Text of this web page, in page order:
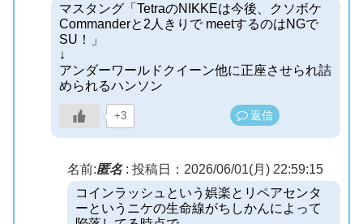
マスタング「TetraのNIKKEは今後、クソボケ
Commanderと2人きりで meetするのはNGで
SU！」
↓
アンダーワールドクイーン他に正座させられ詰
められるハンソン
+3 返信
名前:匿名: 投稿日：2026/06/01(月) 22:59:15
コインラッシュという娯楽とリペアセンタ
ーというニケの生命線がちしかんによって